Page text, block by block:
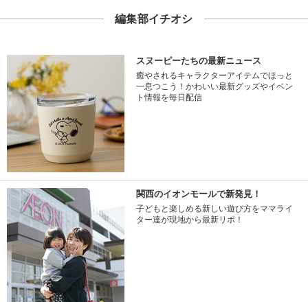
編集部イチオシ
スヌーピーたちの最新ニュース
癒やされるキャラクターアイテムでほっと
一息つこう！かわいい最新グッズやイベン
ト情報を毎日配信
関西のイオンモールで新発見！
子どもと楽しめる新しい遊び方をママライ
ター達が現地から最新リポ！